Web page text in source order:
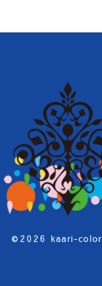
©2026kaari-color